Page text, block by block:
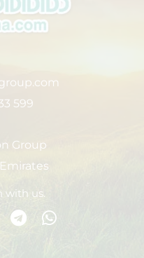
599
Group
with us.